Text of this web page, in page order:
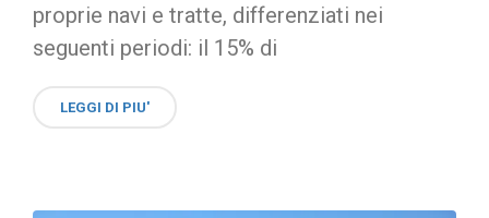
proprie navi e tratte, differenziati nei
seguenti periodi: il 15% di
LEGGI DI PIU'